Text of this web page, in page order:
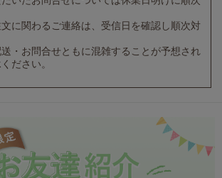
文に関わるご連絡は、受信日を確認し順次対
・お問合せともに混雑することが予想され
ださい。